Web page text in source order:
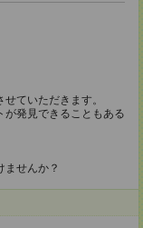
ていただきます。
が発見できることもある
ませんか？